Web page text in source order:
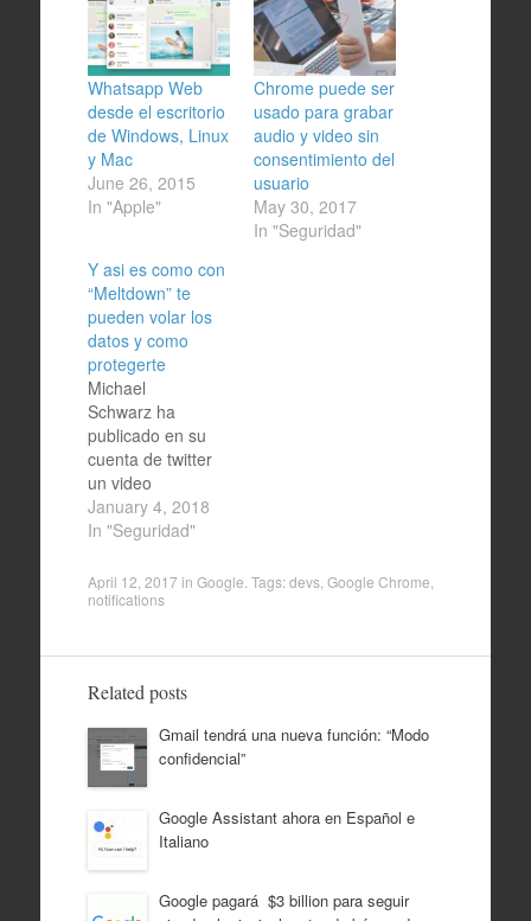
Whatsapp Web
desde el escritorio
de Windows, Linux
y Mac
June 26, 2015
In "Apple"
Chrome puede ser
usado para grabar
audio y video sin
consentimiento del
usuario
May 30, 2017
In "Seguridad"
Y asi es como con
“Meltdown” te
pueden volar los
datos y como
protegerte
Michael
Schwarz‏ ha
publicado en su
cuenta de twitter
un video
ejemplificando el
robo de
usando Meltdown.
La idea es
la memoria del
así la información.
update: al parecer
el video fue
borrado de
Youtube. aquí el
January 4, 2018
In "Seguridad"
April 12, 2017 in Google . Tags:devs, Google Chrome
notifications
Related posts
Gmail tendrá una nueva función: “Modo
confidencial”
Google Assistant ahora en Español e
Italiano
Google pagará $3 billion para seguir